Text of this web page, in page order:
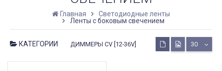
Главная
Светодиодные ленты
Ленты с боковым свечением
КАТЕГОРИИ ДИММЕРЫ CV [12-36V] 30